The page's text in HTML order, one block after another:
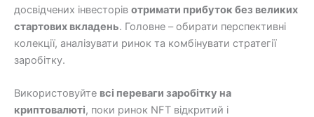
досвідчених інвесторів отримати прибуток без великих
стартових вкладень. Головне – обирати перспективні
колекції, аналізувати ринок та комбінувати стратегії
заробітку.
Використовуйте всі переваги заробітку на
криптовалюті, поки ринок NFT відкритий і